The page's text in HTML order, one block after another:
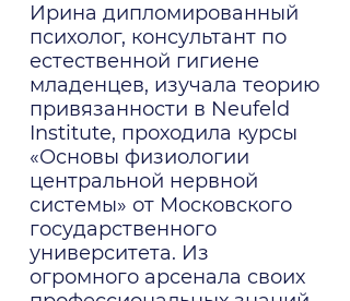
Ирина дипломированный
психолог, консультант по
естественной гигиене
младенцев, изучала теорию
привязанности в Neufeld
Institute, проходила курсы
«Основы физиологии
центральной нервной
системы» от Московского
государственного
университета. Из
огромного арсенала своих